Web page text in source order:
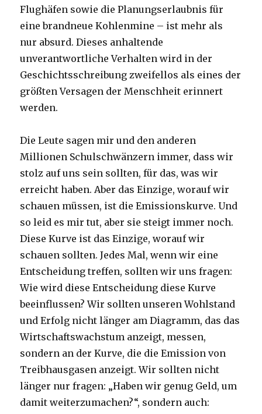
Flughäfen sowie die Planungserlaubnis für
eine brandneue Kohlenmine – ist mehr als
nur absurd. Dieses anhaltende
unverantwortliche Verhalten wird in der
Geschichtsschreibung zweifellos als eines der
größten Versagen der Menschheit erinnert
werden.
Die Leute sagen mir und den anderen
Millionen Schulschwänzern immer, dass wir
stolz auf uns sein sollten, für das, was wir
erreicht haben. Aber das Einzige, worauf wir
schauen müssen, ist die Emissionskurve. Und
so leid es mir tut, aber sie steigt immer noch.
Diese Kurve ist das Einzige, worauf wir
schauen sollten. Jedes Mal, wenn wir eine
Entscheidung treffen, sollten wir uns fragen:
Wie wird diese Entscheidung diese Kurve
beeinflussen? Wir sollten unseren Wohlstand
und Erfolg nicht länger am Diagramm, das das
Wirtschaftswachstum anzeigt, messen,
sondern an der Kurve, die die Emission von
Treibhausgasen anzeigt. Wir sollten nicht
länger nur fragen: „Haben wir genug Geld, um
damit weiterzumachen?“, sondern auch: